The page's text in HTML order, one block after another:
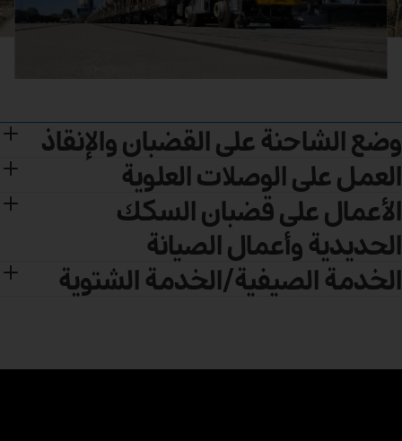
وضع الشاحنة على القضبان والإنقاذ
العمل على الوصلات العلوية
الأعمال على قضبان السكك
الحديدية وأعمال الصيانة
الخدمة الصيفية/الخدمة الشتوية